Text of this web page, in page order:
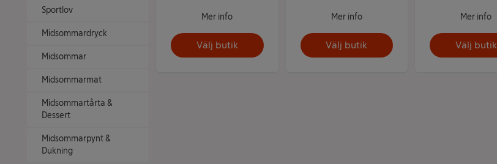
Sportlov
Midsommardryck
Midsommar
Midsommarmat
Midsommartårta &
Dessert
Midsommarpynt &
Dukning
Mer info
Välj butik
Mer info
Välj butik
Mer info
Välj butik